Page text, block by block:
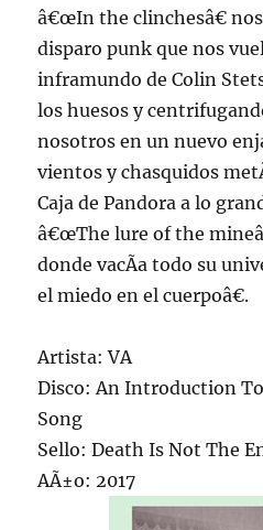
â€œIn the clinchesâ€
disparo punk que nos
inframundo de Colin
los huesos y
nosotros en un nuevo
vientos y chasquidos
Caja de Pandora a lo
â€œThe lure of the
donde vacÃ­a todo su
el miedo en el cuerpoâ€.
Artista: VA
Disco: An Introduction
Song
Sello: Death Is Not The
AÃ±o: 2017